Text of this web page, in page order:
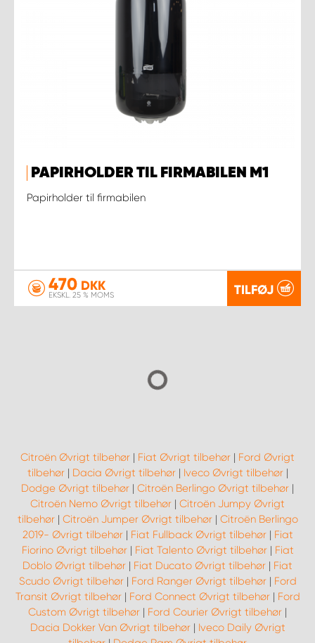
PAPIRHOLDER TIL FIRMABILEN M1
Papirholder til firmabilen
470 DKK
EKSKL. 25 % MOMS TILFØJ
Citroën Øvrigt tilbehør | Fiat Øvrigt tilbehør | Ford Øvrigt
tilbehør| Dacia Øvrigt tilbehør| Iveco Øvrigt tilbehør|
Dodge Øvrigt tilbehør | Citroën Berlingo Øvrigt tilbehør |
Citroën Nemo Øvrigt tilbehør | Citroën Jumpy Øvrigt
tilbehør| Citroën Jumper Øvrigt tilbehør| Citroën Berlingo
2019- Øvrigt tilbehør| Fiat Fullback Øvrigt tilbehør| Fiat
Fiorino Øvrigt tilbehør| Fiat Talento Øvrigt tilbehør| Fiat
Doblo Øvrigt tilbehør | Fiat Ducato Øvrigt tilbehør | Fiat
Scudo Øvrigt tilbehør| Ford Ranger Øvrigt tilbehør| Ford
Transit Øvrigt tilbehør| Ford Connect Øvrigt tilbehør| Ford
Custom Øvrigt tilbehør | Ford Courier Øvrigt tilbehør |
Dacia Dokker Van Øvrigt tilbehør| Iveco Daily Øvrigt